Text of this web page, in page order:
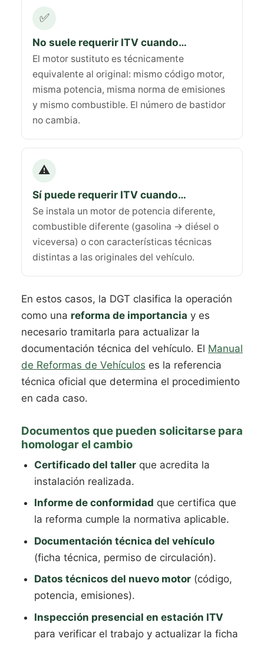
✅
No suele requerir ITV cuando…
El motor sustituto es técnicamente
equivalente al original: mismo código motor,
misma potencia, misma norma de emisiones
y mismo combustible. El número de bastidor
no cambia.
⚠️
Sí puede requerir ITV cuando…
Se instala un motor de potencia diferente,
combustible diferente (gasolina → diésel o
viceversa) o con características técnicas
distintas a las originales del vehículo.
En estos casos, la DGT clasifica la operación
como una reforma de importancia y es
necesario tramitarla para actualizar la
documentación técnica del vehículo. El Manual
de Reformas de Vehículos es la referencia
técnica oficial que determina el procedimiento
en cada caso.
Documentos que pueden solicitarse para
homologar el cambio
Certificado del taller que acredita la
instalación realizada.
Informe de conformidad que certifica que
la reforma cumple la normativa aplicable.
Documentación técnica del vehículo
(ficha técnica, permiso de circulación).
Datos técnicos del nuevo motor (código,
potencia, emisiones).
Inspección presencial en estación ITV
para verificar el trabajo y actualizar la ficha